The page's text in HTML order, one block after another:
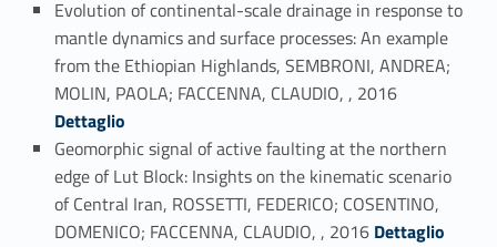
Evolution of continental-scale drainage in response to
mantle dynamics and surface processes: An example
from the Ethiopian Highlands, SEMBRONI, ANDREA;
MOLIN, PAOLA; FACCENNA, CLAUDIO, , 2016
Dettaglio
Geomorphic signal of active faulting at the northern
edge of Lut Block: Insights on the kinematic scenario
of Central Iran, ROSSETTI, FEDERICO; COSENTINO,
DOMENICO; FACCENNA, CLAUDIO, , 2016 Link identifier #identifier_person_183110-95
Dettaglio